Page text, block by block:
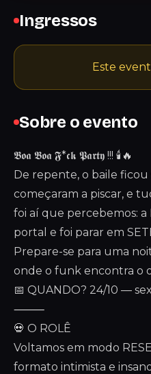
Sobre o evento
𝕭𝖔𝖆 𝕭𝖔𝖆 𝕱*𝖈𝖐 𝕻𝖆𝖗𝖙𝖞 !!! 🕯️🔥
De repente, o baile ficou
começaram a piscar, e
foi aí que percebemos:
portal e foi parar em
Prepare-se para uma
onde o funk encontra o
📅 QUANDO? 24/10 —
⸻
💀 O ROLÊ
Voltamos em modo
formato intimista e
Ingressos
Este